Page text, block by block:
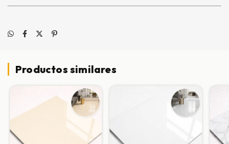
Productos similares